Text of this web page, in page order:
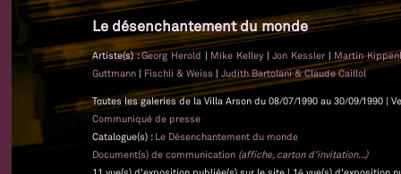
Le désenchantement du monde
Artiste(s) :Georg Herold | Mike Kelley |Jon Kessler | Martin
Guttmann | Fischli & Weiss | Judith Bartolani & Claude Caillol
Toutes les galeries de la Villa Arson du 08/07/1990 au 30/09/1990 |
Communiqué de presse
Catalogue(s) : Le Désenchantement du monde
Document(s) de communication (affiche, carton d'invitation...)